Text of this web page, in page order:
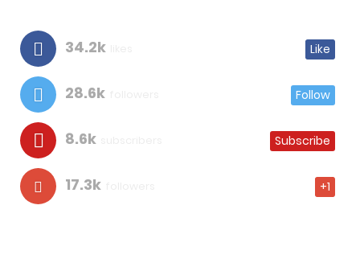
34.2k Like
28.6k Follow
8.6k Subscribe
17.3k +1